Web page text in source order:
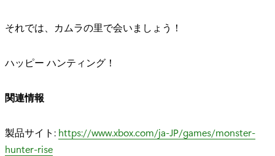
それでは、カムラの里で会いましょう！
ハッピー ハンティング！
関連情報
製品サイト: https://www.xbox.com/ja-JP/games/monster-
hunter-rise